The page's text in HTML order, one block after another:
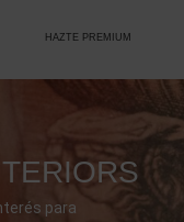
HAZTE PREMIUM
para